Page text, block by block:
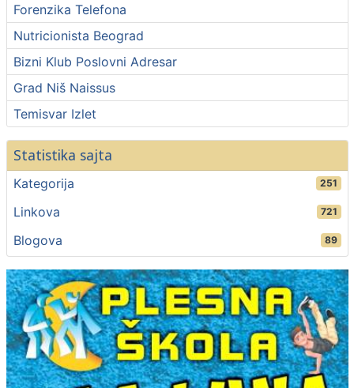
Forenzika Telefona
Nutricionista Beograd
Bizni Klub Poslovni Adresar
Grad Niš Naissus
Temisvar Izlet
Statistika sajta
Kategorija 251
Linkova 721
Blogova 89